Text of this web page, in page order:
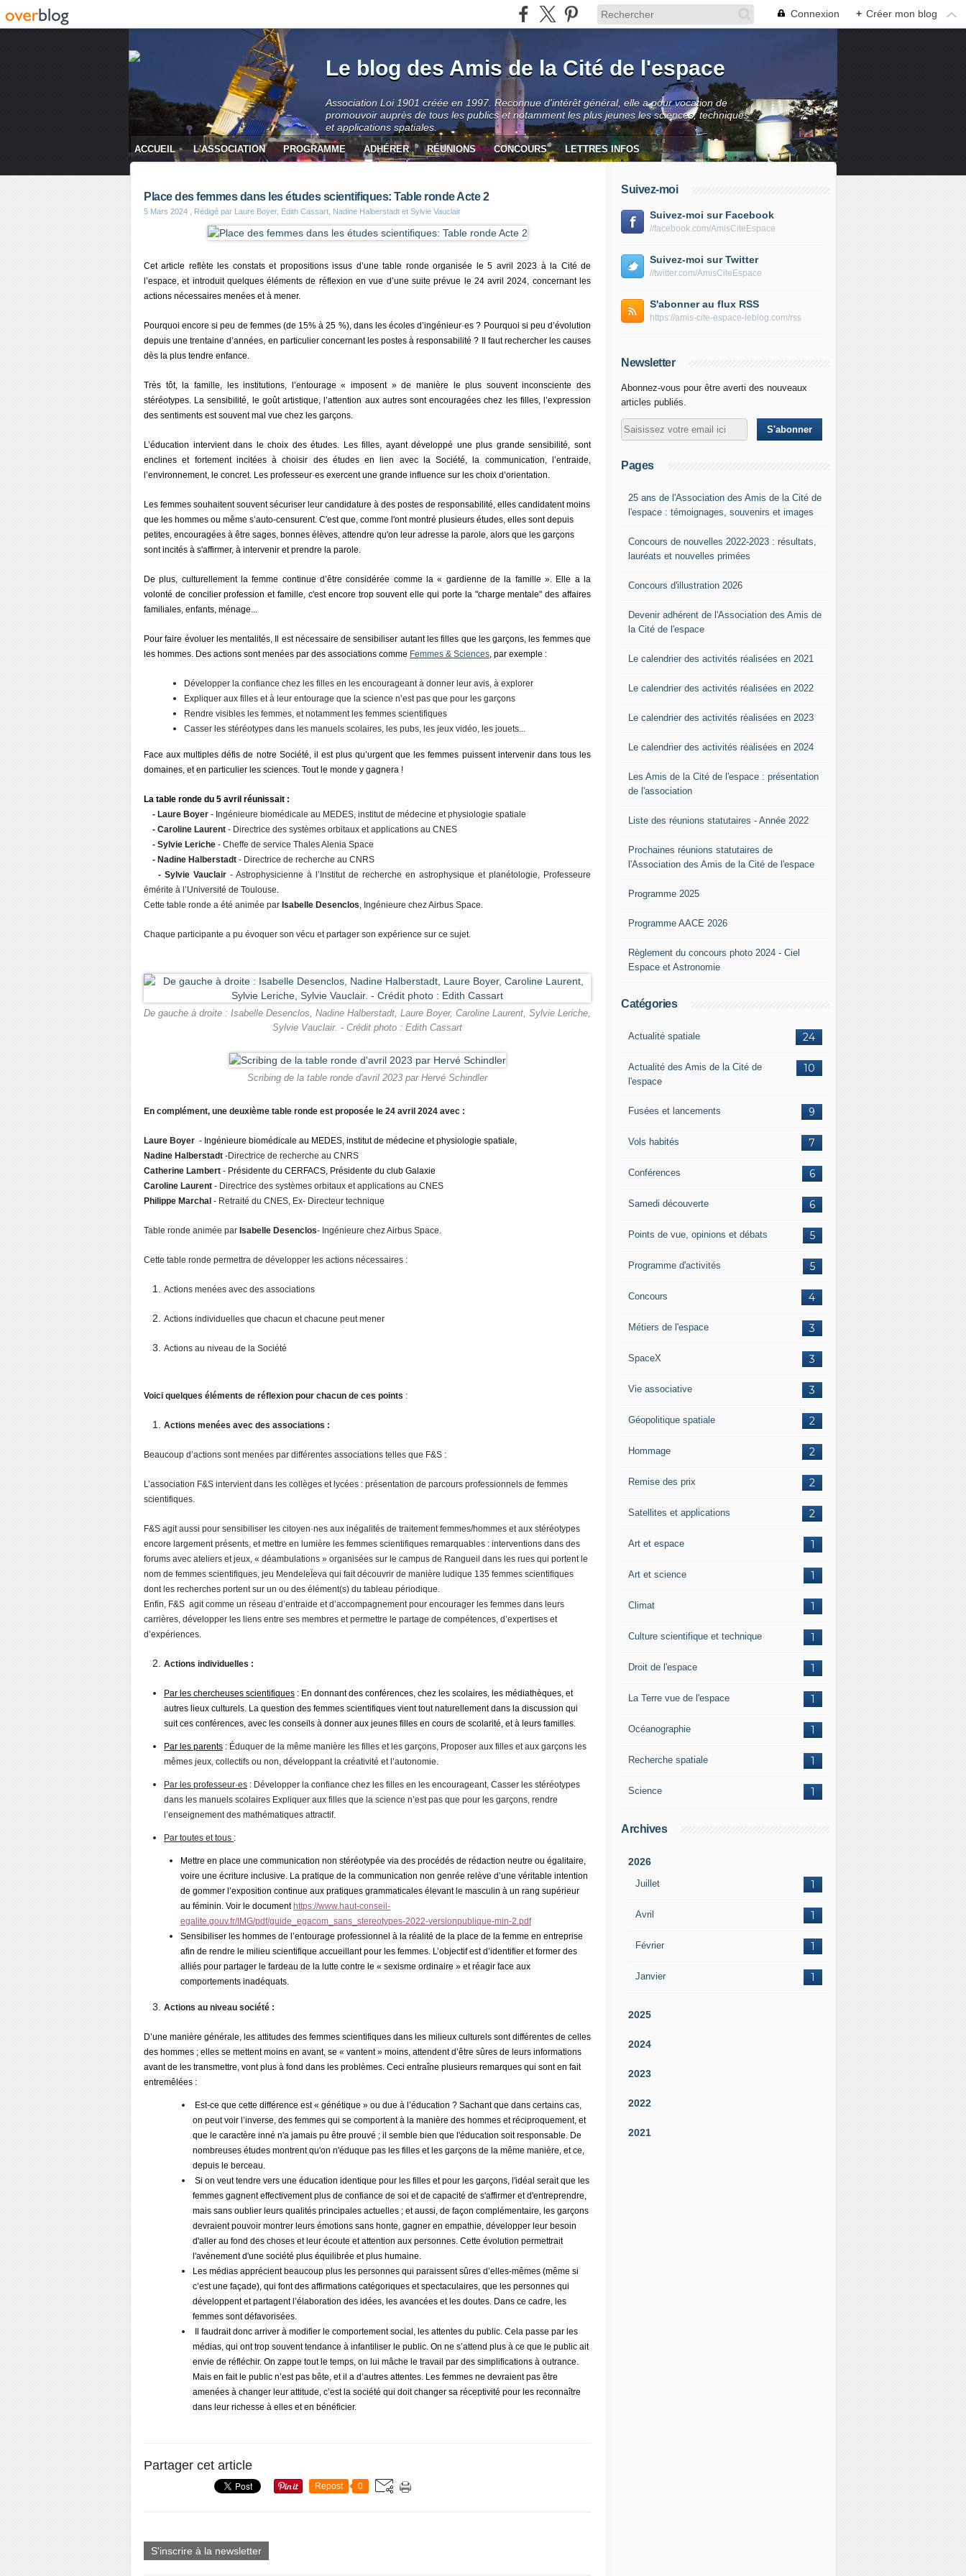
Connexion + Créer mon blog
Le blog des Amis de la Cité de l'espace
Association Loi 1901 créée en 1997. Reconnue d'intérêt général, elle a pour vocation de
promouvoir auprès de tous les publics et notamment les plus jeunes les sciences, techniques
et applications spatiales.
ACCUEIL L'ASSOCIATION PROGRAMME ADHÉRER RÉUNIONS CONCOURS LETTRES INFOS
Place des femmes dans les études scientifiques: Table ronde Acte 2
5 Mars 2024 , Rédigé par Laure Boyer, Edith Cassart, Nadine Halberstadt et Sylvie Vauclair
Cet article reflète les constats et propositions issus d’une table ronde organisée le 5 avril 2023 à la Cité de
l’espace, et introduit quelques éléments de réflexion en vue d’une suite prévue le 24 avril 2024, concernant les
actions nécessaires menées et à mener.
Pourquoi encore si peu de femmes (de 15% à 25 %), dans les écoles d’ingénieur·es ? Pourquoi si peu d’évolution
depuis une trentaine d’années, en particulier concernant les postes à responsabilité ? Il faut rechercher les causes
dès la plus tendre enfance.
Très tôt, la famille, les institutions, l’entourage « imposent » de manière le plus souvent inconsciente des
stéréotypes. La sensibilité, le goût artistique, l’attention aux autres sont encouragées chez les filles, l’expression
des sentiments est souvent mal vue chez les garçons.
L’éducation intervient dans le choix des études. Les filles, ayant développé une plus grande sensibilité, sont
enclines et fortement incitées à choisir des études en lien avec la Société, la communication, l’entraide,
l’environnement, le concret. Les professeur·es exercent une grande influence sur les choix d’orientation.
Les femmes souhaitent souvent sécuriser leur candidature à des postes de responsabilité, elles candidatent moins
que les hommes ou même s’auto-censurent. C'est que, comme l'ont montré plusieurs études, elles sont depuis
petites, encouragées à être sages, bonnes élèves, attendre qu'on leur adresse la parole, alors que les garçons
sont incités à s'affirmer, à intervenir et prendre la parole.
De plus, culturellement la femme continue d’être considérée comme la « gardienne de la famille ». Elle a la
volonté de concilier profession et famille, c'est encore trop souvent elle qui porte la "charge mentale" des affaires
familiales, enfants, ménage...
Pour faire évoluer les mentalités, Il est nécessaire de sensibiliser autant les filles que les garçons, les femmes que
les hommes. Des actions sont menées par des associations comme Femmes & Sciences, par exemple :
Développer la confiance chez les filles en les encourageant à donner leur avis, à explorer
Expliquer aux filles et à leur entourage que la science n’est pas que pour les garçons
Rendre visibles les femmes, et notamment les femmes scientifiques
Casser les stéréotypes dans les manuels scolaires, les pubs, les jeux vidéo, les jouets...
Face aux multiples défis de notre Société, il est plus qu’urgent que les femmes puissent intervenir dans tous les
domaines, et en particulier les sciences. Tout le monde y gagnera !
La table ronde du 5 avril réunissait :
- Laure Boyer - I ngénieure biomédicale au MEDES, institut de médecine et physiologie spatiale
- Caroline Laurent - Directrice des systèmes orbitaux et applications au CNES
- Sylvie Leriche - Cheffe de service Thales Alenia Space
- Nadine Halberstadt - Directrice de recherche au CNRS
- Sylvie Vauclair - Astrophysicienne à l’Institut de recherche en astrophysique et planétologie, Professeure
émérite à l’Université de Toulouse.
Cette table ronde a été animée par Isabelle Desenclos, Ingénieure chez Airbus Space.
Chaque participante a pu évoquer son vécu et partager son expérience sur ce sujet.
De gauche à droite : Isabelle Desenclos, Nadine Halberstadt, Laure Boyer, Caroline Laurent, Sylvie Leriche,
Sylvie Vauclair. - Crédit photo : Edith Cassart
Scribing de la table ronde d'avril 2023 par Hervé Schindler
En complément, une deuxième table ronde est proposée le 24 avril 2024 avec :
Laure Boyer - ngénieure biomédicale au MEDES, institut de médecine et physiologie spatiale,
Nadine Halberstadt -Directrice de recherche au CNRS
Catherine Lambert - Présidente du CERFACS, Présidente du club Galaxie
Caroline Laurent - Directrice des systèmes orbitaux et applications au CNES
Philippe Marchal - Retraité du CNES, Ex- Directeur technique
Table ronde animée par Isabelle Desenclos- Ingénieure chez Airbus Space.
Cette table ronde permettra de développer les actions nécessaires :
Actions menées avec des associations
Actions individuelles que chacun et chacune peut mener
Actions au niveau de la Société
Voici quelques éléments de réflexion pour chacun de ces points :
Actions menées avec des associations :
Beaucoup d’actions sont menées par différentes associations telles que F&S :
L’association F&S intervient dans les collèges et lycées : présentation de parcours professionnels de femmes
scientifiques.
F&S agit aussi pour sensibiliser les citoyen·nes aux inégalités de traitement femmes/hommes et aux stéréotypes
encore largement présents, et mettre en lumière les femmes scientifiques remarquables : interventions dans des
forums avec ateliers et jeux, « déambulations » organisées sur le campus de Rangueil dans les rues qui portent le
nom de femmes scientifiques, jeu MendeleÏeva qui fait découvrir de manière ludique 135 femmes scientifiques
dont les recherches portent sur un ou des élément(s) du tableau périodique.
Enfin, F&S agit comme un réseau d’entraide et d’accompagnement pour encourager les femmes dans leurs
carrières, développer les liens entre ses membres et permettre le partage de compétences, d’expertises et
d’expériences.
Actions individuelles :
Par les chercheuses scientifiques : En donnant des conférences, chez les scolaires, les médiathèques, et
autres lieux culturels. La question des femmes scientifiques vient tout naturellement dans la discussion qui
suit ces conférences, avec les conseils à donner aux jeunes filles en cours de scolarité, et à leurs familles.
Par les parents : Éduquer de la même manière les filles et les garçons, Proposer aux filles et aux garçons les
mêmes jeux, collectifs ou non, développant la créativité et l’autonomie.
Par les professeur·es : Développer la confiance chez les filles en les encourageant, Casser les stéréotypes
dans les manuels scolaires Expliquer aux filles que la science n’est pas que pour les garçons, rendre
l’enseignement des mathématiques attractif.
Par toutes et tous :
Mettre en place une communication non stéréotypée via des procédés de rédaction neutre ou égalitaire,
voire une écriture inclusive. La pratique de la communication non genrée relève d’une véritable intention
de gommer l’exposition continue aux pratiques grammaticales élevant le masculin à un rang supérieur
au féminin. Voir le document https://www.haut-conseil-
egalite.gouv.fr/IMG/pdf/guide_egacom_sans_stereotypes-2022-versionpublique-min-2.pdf
Sensibiliser les hommes de l’entourage professionnel à la réalité de la place de la femme en entreprise
afin de rendre le milieu scientifique accueillant pour les femmes. L’objectif est d’identifier et former des
alliés pour partager le fardeau de la lutte contre le « sexisme ordinaire » et réagir face aux
comportements inadéquats.
Actions au niveau société :
D’une manière générale, les attitudes des femmes scientifiques dans les milieux culturels sont différentes de celles
des hommes ; elles se mettent moins en avant, se « vantent » moins, attendent d’être sûres de leurs informations
avant de les transmettre, vont plus à fond dans les problèmes. Ceci entraîne plusieurs remarques qui sont en fait
entremêlées :
Est-ce que cette différence est « génétique » ou due à l’éducation ? Sachant que dans certains cas,
on peut voir l’inverse, des femmes qui se comportent à la manière des hommes et réciproquement, et
que le caractère inné n'a jamais pu être prouvé ; il semble bien que l'éducation soit responsable. De
nombreuses études montrent qu'on n'éduque pas les filles et les garçons de la même manière, et ce,
depuis le berceau.
Si on veut tendre vers une éducation identique pour les filles et pour les garçons, l'idéal serait que les
femmes gagnent effectivement plus de confiance de soi et de capacité de s'affirmer et d'entreprendre,
mais sans oublier leurs qualités principales actuelles ; et aussi, de façon complémentaire, les garçons
devraient pouvoir montrer leurs émotions sans honte, gagner en empathie, développer leur besoin
d'aller au fond des choses et leur écoute et attention aux personnes. Cette évolution permettrait
l'avènement d'une société plus équilibrée et plus humaine.
Les médias apprécient beaucoup plus les personnes qui paraissent sûres d’elles-mêmes (même si
c’est une façade), qui font des affirmations catégoriques et spectaculaires, que les personnes qui
développent et partagent l’élaboration des idées, les avancées et les doutes. Dans ce cadre, les
femmes sont défavorisées.
Il faudrait donc arriver à modifier le comportement social, les attentes du public. Cela passe par les
médias, qui ont trop souvent tendance à infantiliser le public. On ne s’attend plus à ce que le public ait
envie de réfléchir. On zappe tout le temps, on lui mâche le travail par des simplifications à outrance.
Mais en fait le public n’est pas bête, et il a d’autres attentes. Les femmes ne devraient pas être
amenées à changer leur attitude, c’est la société qui doit changer sa réceptivité pour les reconnaître
dans leur richesse à elles et en bénéficier.
Partager cet article
Repost 0
S'inscrire à la newsletter
Suivez-moi
Suivez-moi sur Facebook
//facebook.com/AmisCiteEspace
Suivez-moi sur Twitter
//twitter.com/AmisCiteEspace
S'abonner au flux RSS
https://amis-cite-espace-leblog.com/rss
Newsletter
Abonnez-vous pour être averti des nouveaux
articles publiés.
Pages
25 ans de l'Association des Amis de la Cité de
l'espace : témoignages, souvenirs et images
Concours de nouvelles 2022-2023 : résultats,
lauréats et nouvelles primées
Concours d'illustration 2026
Devenir adhérent de l'Association des Amis de
la Cité de l'espace
Le calendrier des activités réalisées en 2021
Le calendrier des activités réalisées en 2022
Le calendrier des activités réalisées en 2023
Le calendrier des activités réalisées en 2024
Les Amis de la Cité de l'espace : présentation
de l'association
Liste des réunions statutaires - Année 2022
Prochaines réunions statutaires de
l'Association des Amis de la Cité de l'espace
Programme 2025
Programme AACE 2026
Règlement du concours photo 2024 - Ciel
Espace et Astronomie
Catégories
24
Actualité spatiale
10
Actualité des Amis de la Cité de
l'espace
9
Fusées et lancements
7
Vols habités
6
Conférences
6
Samedi découverte
5
Points de vue, opinions et débats
5
Programme d'activités
4
Concours
3
Métiers de l'espace
3
SpaceX
3
Vie associative
2
Géopolitique spatiale
2
Hommage
2
Remise des prix
2
Satellites et applications
1
Art et espace
1
Art et science
1
Climat
1
Culture scientifique et technique
1
Droit de l'espace
1
La Terre vue de l'espace
1
Océanographie
1
Recherche spatiale
1
Science
Archives
2026
Juillet 1
Avril 1
Février 1
Janvier 1
2025
2024
2023
2022
2021